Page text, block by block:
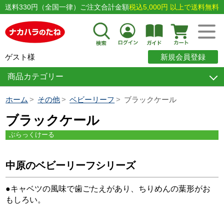
送料330円（全国一律）ご注文合計金額税込5,000円 以上で送料無料
ゲスト様 新規会員登録
商品カテゴリー
ホーム その他 ベビーリーフ ブラックケール
ブラックケール
ぶらっくけーる
中原のベビーリーフシリーズ
●キャベツの風味で歯ごたえがあり、ちりめんの葉形がお
もしろい。